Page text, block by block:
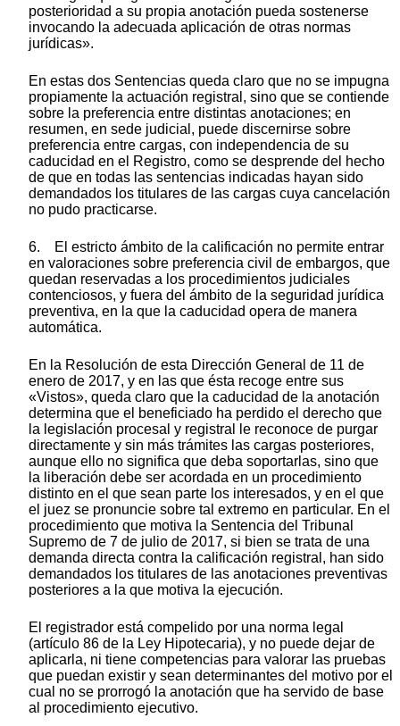
posterioridad a su propia anotación pueda sostenerse
invocando la adecuada aplicación de otras normas
jurídicas».
En estas dos Sentencias queda claro que no se impugna
propiamente la actuación registral, sino que se contiende
sobre la preferencia entre distintas anotaciones; en
resumen, en sede judicial, puede discernirse sobre
preferencia entre cargas, con independencia de su
caducidad en el Registro, como se desprende del hecho
de que en todas las sentencias indicadas hayan sido
demandados los titulares de las cargas cuya cancelación
no pudo practicarse.
6. El estricto ámbito de la calificación no permite entrar
en valoraciones sobre preferencia civil de embargos, que
quedan reservadas a los procedimientos judiciales
contenciosos, y fuera del ámbito de la seguridad jurídica
preventiva, en la que la caducidad opera de manera
automática.
En la Resolución de esta Dirección General de 11 de
enero de 2017, y en las que ésta recoge entre sus
«Vistos», queda claro que la caducidad de la anotación
determina que el beneficiado ha perdido el derecho que
la legislación procesal y registral le reconoce de purgar
directamente y sin más trámites las cargas posteriores,
aunque ello no significa que deba soportarlas, sino que
la liberación debe ser acordada en un procedimiento
distinto en el que sean parte los interesados, y en el que
el juez se pronuncie sobre tal extremo en particular. En el
procedimiento que motiva la Sentencia del Tribunal
Supremo de 7 de julio de 2017, si bien se trata de una
demanda directa contra la calificación registral, han sido
demandados los titulares de las anotaciones preventivas
posteriores a la que motiva la ejecución.
El registrador está compelido por una norma legal
(artículo 86 de la Ley Hipotecaria), y no puede dejar de
aplicarla, ni tiene competencias para valorar las pruebas
que puedan existir y sean determinantes del motivo por el
cual no se prorrogó la anotación que ha servido de base
al procedimiento ejecutivo.